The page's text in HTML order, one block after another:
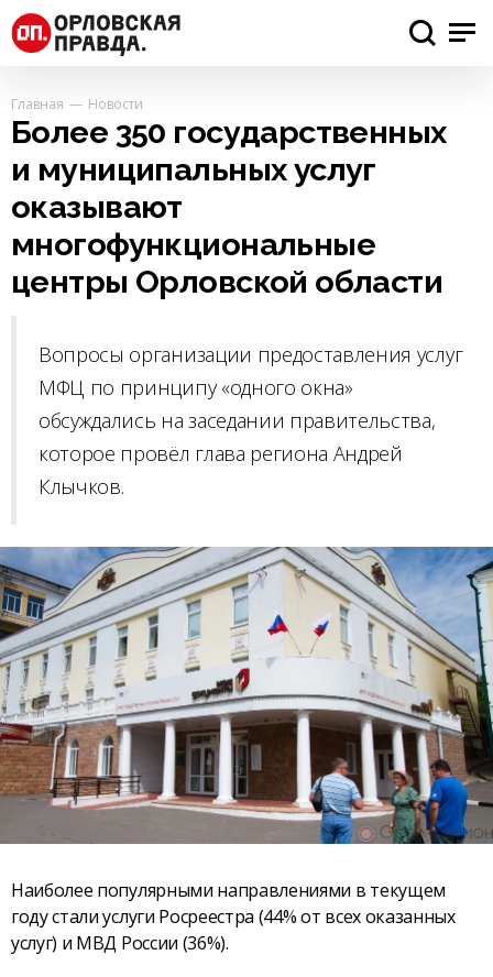
Главная Новости
Более 350 государственных
и муниципальных услуг
оказывают
многофункциональные
центры Орловской области
Вопросы организации предоставления услуг
МФЦ по принципу «одного окна»
обсуждались на заседании правительства,
которое провёл глава региона Андрей
Клычков.
Наиболее популярными направлениями в текущем
году стали услуги Росреестра (44% от всех оказанных
услуг) и МВД России (36%).